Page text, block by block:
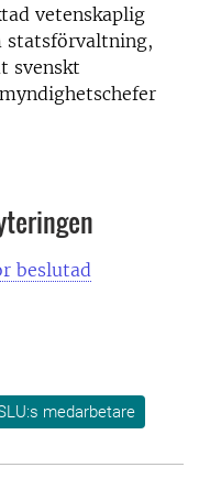
vetenskaplig
statsförvaltning,
svenskt
beslutad
medarbetare